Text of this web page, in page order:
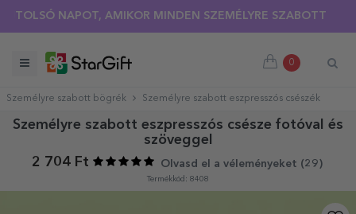
NAPOT, AMIKOR MINDEN SZEMÉLYRE SZABOTT PÓLÓRA
0
Személyre szabott bögrék Személyre szabott eszpresszós csészék
Személyre szabott eszpresszós csésze fotóval és
szöveggel
2 704 Ft
Olvasd el a véleményeket (29 )
Termékkód: 8408